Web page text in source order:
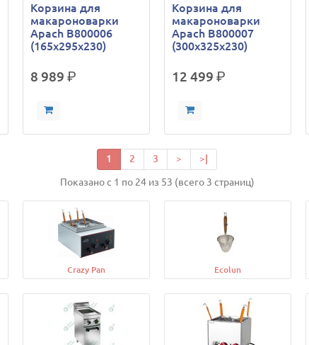
Корзина для
макароноварки
Apach B800006
(165х295х230)
8 989р.
Корзина для
макароноварки
Apach B800007
(300х325х230)
12 499 р.
1 2 3 > >|
Показано с 1 по 24 из 53 (всего 3 страниц)
Crazy Pan Ecolun